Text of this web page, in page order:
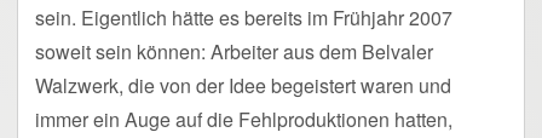
sein. Eigentlich hätte es bereits im Frühjahr 2007
soweit sein können: Arbeiter aus dem Belvaler
Walzwerk, die von der Idee begeistert waren und
immer ein Auge auf die Fehlproduktionen hatten,